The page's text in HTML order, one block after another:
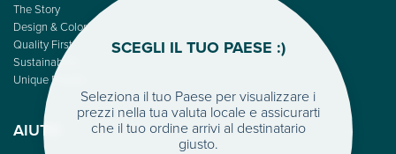
The Story
Design & Color
Quality First
Sustainability
Unique People
AIUTO
SCEGLI IL TUO PAESE :)
Seleziona il tuo Paese per visualizzare i
prezzi nella tua valuta locale e assicurarti
che il tuo ordine arrivi al destinatario
giusto.